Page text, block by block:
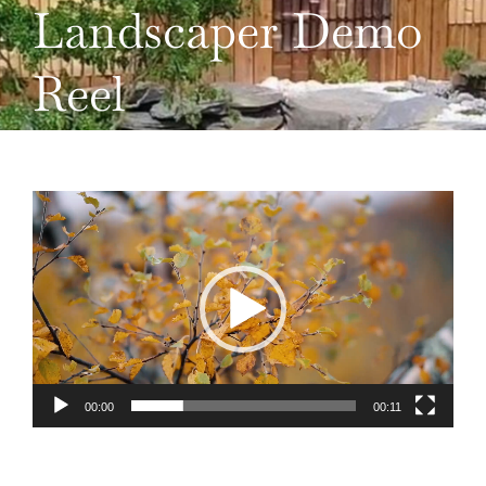
DOMAINES D’ACTIVITÉS
NOS RÉALISATIONS DEPUIS 2009
Landscaper Demo
Reel
Lecteur
vidéo
00:00 00:11